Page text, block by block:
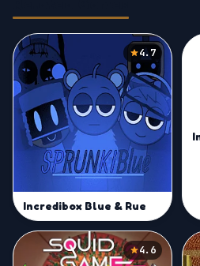
4.7
Incredibox Blue & Rue
4.6